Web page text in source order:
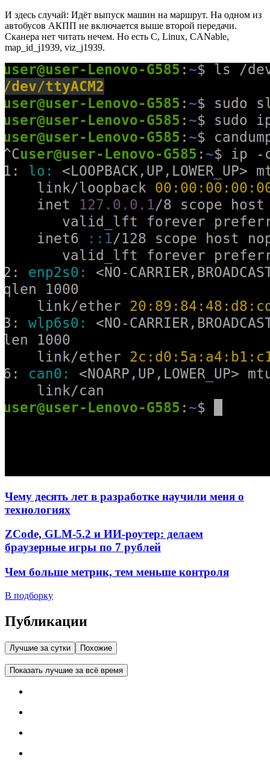
И здесь случай: Идёт выпуск машин на маршрут. На одном из
автобусов АКПП не включается выше второй передачи.
Сканера нет читать нечем. Но есть C, Linux, CANable,
map_id_j1939, viz_j1939.
Чему десять лет в разработке научили меня о
технологиях
ZCode, GLM-5.2 и ИИ-роутер: делаем
браузерные игры по 7 рублей
Чем больше метрик, тем меньше контроля
В подборку
Публикации
Лучшие за сутки Похожие
Показать лучшие за всё время